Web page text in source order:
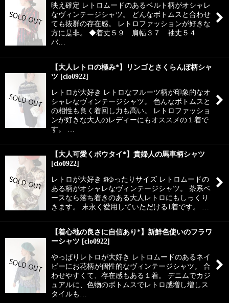
映え確定 レトロムードのあるベルト柄がオシャレ
なヴィンテージシャツ。 どんなボトムスと合わせ
ても抜群の存在感。 レトロファッションが好きな
方に是非。 ◆着丈５９ 肩幅３７ 袖丈５４
バ…
【大人レトロの極み*】リンゴとさくらんぼ柄シャ
ツ [clo0922]
レトロが大好き レトロなフルーツ柄が印象的なオ
シャレなヴィンテージシャツ。 色んなボトムスと
の相性も良く着回し力も高い。 レトロファッショ
ンが好きな大人のレディーにもオススメの１着で
す。 …
【大人可愛くボウタイ*】貴婦人の馬車柄シャツ
[clo0922]
レトロが大好き ♯ゆったりサイズ レトロムードの
ある柄がオシャレなヴィンテージシャツ。 茶系ベ
ースなら落ち着きのある大人レトロにもしっくり
きます。 末永く愛用していただける1着です。 …
【着心地の良さに自信あり*】新鮮色使いのフラワ
ーシャツ [clo0922]
やっぱりレトロが大好き レトロムードのあるネイ
ビーにお花柄が個性的なヴィンテージシャツ。 合
わせやすくて、存在感もある１着。 デニムでカジ
ュアルに、色物のボトムスでレトロ感増し増しス
タイルも…